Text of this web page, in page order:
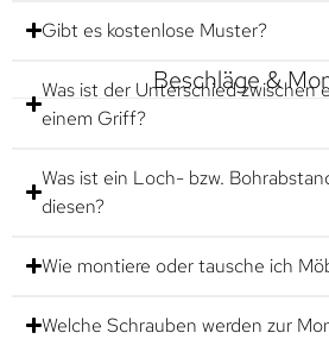
Gibt es kostenlose Muster?
Beschläge &
Was ist der Unterschied zwischen
einem Griff?
Was ist ein Loch- bzw.
diesen?
Wie montiere oder tausche ich
Welche Schrauben werden zur